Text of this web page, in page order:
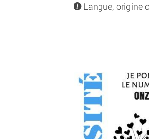
infoLangue, origine